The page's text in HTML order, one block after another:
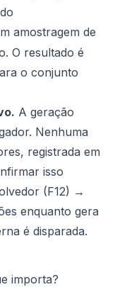
amostragem de
O resultado é
o conjunto
A geração
Nenhuma
registrada em
isso
(F12) →
enquanto gera
é disparada.
importa?